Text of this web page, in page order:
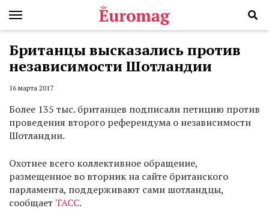
Британцы высказались против
независимости Шотландии
16 марта 2017
Более 135 тыс. британцев подписали петицию против
проведения второго референдума о независимости
Шотландии.
Охотнее всего коллективное обращение,
размещенное во вторник на сайте британского
парламента, поддерживают сами шотландцы,
сообщает ТАСС.